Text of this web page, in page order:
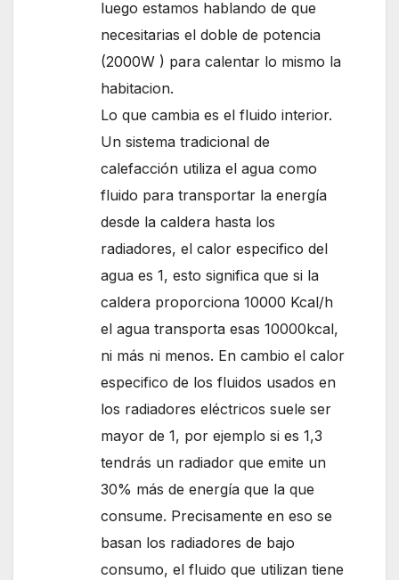
luego estamos hablando de que
necesitarias el doble de potencia
(2000W ) para calentar lo mismo la
habitacion.
Lo que cambia es el fluido interior.
Un sistema tradicional de
calefacción utiliza el agua como
fluido para transportar la energía
desde la caldera hasta los
radiadores, el calor especifico del
agua es 1, esto significa que si la
caldera proporciona 10000 Kcal/h
el agua transporta esas 10000kcal,
ni más ni menos. En cambio el calor
especifico de los fluidos usados en
los radiadores eléctricos suele ser
mayor de 1, por ejemplo si es 1,3
tendrás un radiador que emite un
30% más de energía que la que
consume. Precisamente en eso se
basan los radiadores de bajo
consumo, el fluido que utilizan tiene